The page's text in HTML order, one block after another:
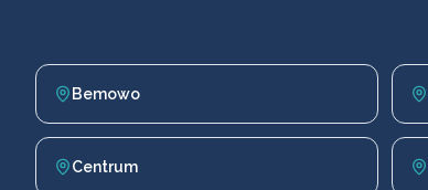
Bemowo
Centrum